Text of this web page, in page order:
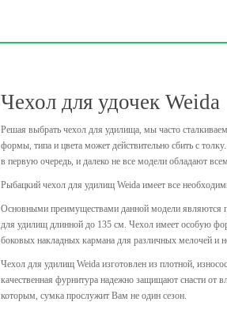
Чехол для удочек Weida
Решая выбрать чехол для удилища, мы часто
формы, типа и цвета может действительно сбить с
в первую очередь, и далеко не все модели обладают
Рыбацкий чехол для удилищ Weida имеет все
Основными преимуществами данной модели являются
для удилищ длинной до 135 см. Чехол имеет особую
боковых накладных кармана для различных мелочей и
Чехол для удилищ Weida изготовлен из плотной,
качественная фурнитура надежно защищают снасти от
которым, сумка прослужит Вам не один сезон.